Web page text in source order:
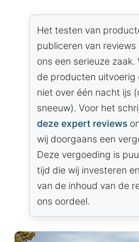
Het testen van
publiceren van reviews
ons een serieuze zaak.
de producten uitvoerig
niet over één nacht ijs
sneeuw). Voor het
deze expert reviews
wij doorgaans een
Deze vergoeding is
tijd die wij investeren
van de inhoud van de
ons oordeel.